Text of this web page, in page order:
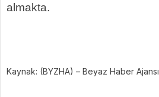
almakta.
Kaynak: (BYZHA) – Beyaz Haber Ajansı